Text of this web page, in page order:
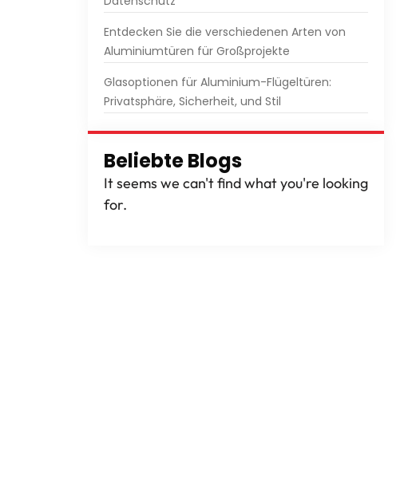
Entdecken Sie die verschiedenen Arten von
Aluminiumtüren für Großprojekte
Glasoptionen für Aluminium-Flügeltüren:
Privatsphäre, Sicherheit, und Stil
Beliebte Blogs
It seems we can't find what you're looking
for.